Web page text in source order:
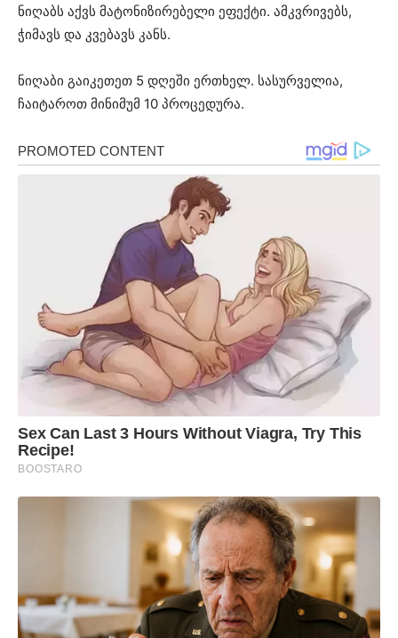
ნიღაბს აქვს მატონიზირებელი ეფექტი. ამკვრივებს,
ჭიმავს და კვებავს კანს.
ნიღაბი გაიკეთეთ 5 დღეში ერთხელ. სასურველია,
ჩაიტაროთ მინიმუმ 10 პროცედურა.